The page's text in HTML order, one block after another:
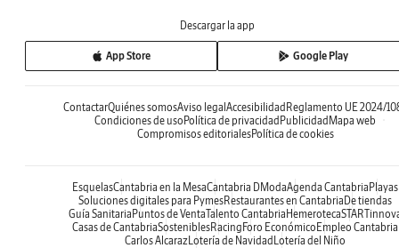
Descargar la app
App Store Google Play
ContactarQuiénes somosAviso legalAccesibilidadReglamento UE 2024/
Condiciones de usoPolítica de privacidadPublicidadMapa web
Compromisos editorialesPolítica de cookies
EsquelasCantabria en la MesaCantabria DModaAgenda CantabriaPlayas
Soluciones digitales para PymesRestaurantes en CantabriaDe tiendas
Guía SanitariaPuntos de VentaTalento CantabriaHemeroteca
Casas de CantabriaSosteniblesRacingForo EconómicoEmpleo Cantabria
Carlos AlcarazLotería de NavidadLotería del Niño